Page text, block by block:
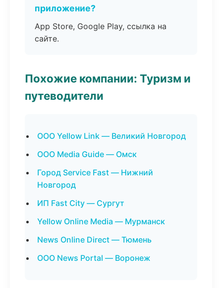
приложение?
App Store, Google Play, ссылка на
сайте.
Похожие компании: Туризм и
путеводители
ООО Yellow Link — Великий Новгород
ООО Media Guide — Омск
Город Service Fast — Нижний
Новгород
ИП Fast City — Сургут
Yellow Online Media — Мурманск
News Online Direct — Тюмень
ООО News Portal — Воронеж